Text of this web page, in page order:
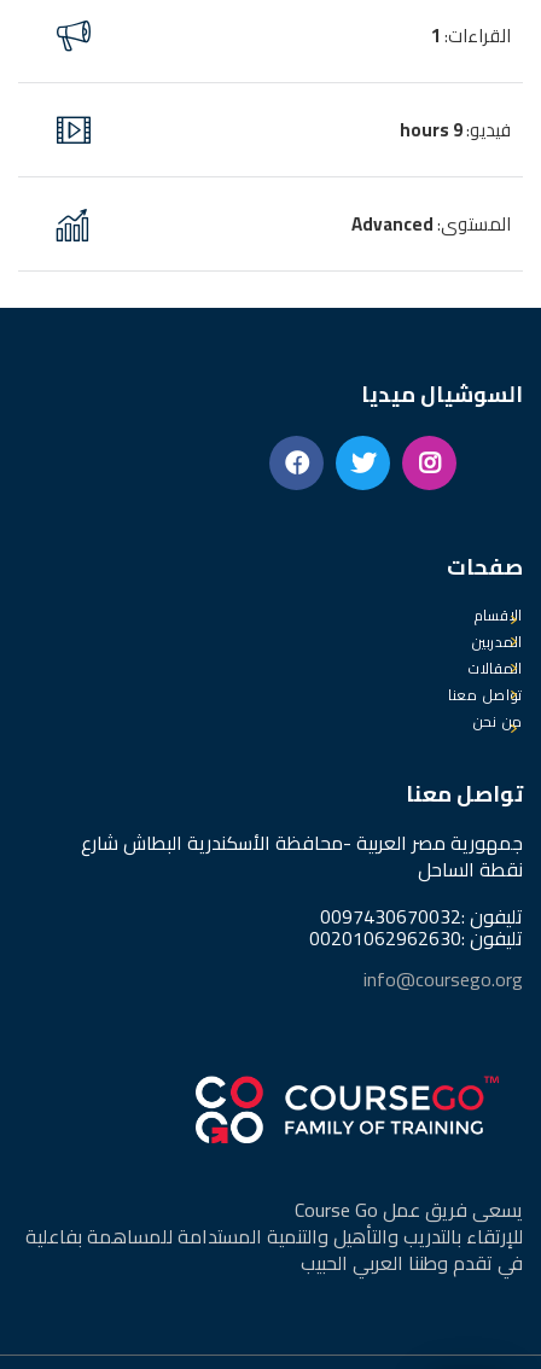
القراءات:
1
فيديو:
9 hours
المستوى:
Advanced
السوشيال ميديا
صفحات
الاقسام
المدربين
المقالات
تواصل معنا
من نحن
تواصل معنا
جمهورية مصر العربية -محافظة الأسكندرية البطاش شارع
نقطة الساحل
تليفون :0097430670032
تليفون :00201062962630
info@coursego.org
يسعى فريق عمل Course Go
للإرتقاء بالتدريب والتأهيل والتنمية المستدامة للمساهمة بفاعلية
في تقدم وطننا العربي الحبيب